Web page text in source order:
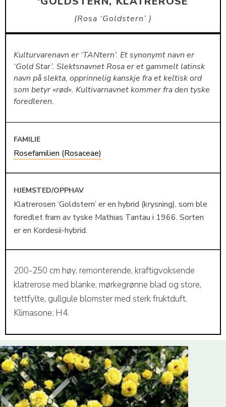
Rosa ‘Goldstern’
Kulturvarenavn er ‘TANtern’. Et synonymt navn er
‘Gold Star’. Slektsnavnet Rosa er et gammelt latinsk
navn på slekta, opprinnelig kanskje fra et keltisk ord
som betyr «rød». Kultivarnavnet kommer fra den tyske
foredleren.
FAMILIE
Rosefamilien (Rosaceae)
HJEMSTED/OPPHAV
Klatrerosen ‘Goldstern’ er en hybrid (krysning), som ble
foredlet fram av tyske Mathias Tantau i 1966. Sorten
er en Kordesii-hybrid.
200-250 cm høy, remonterende, kraftigvoksende
klatrerose med blanke, mørkegrønne blad og store,
tettfylte, gullgule blomster med sterk fruktduft.
Klimasone: H4.